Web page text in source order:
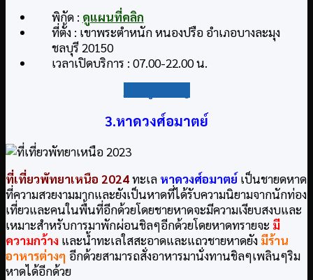
พิกัด : ดูแผนที่คลิก
ที่ตั้ง : เขาพระตำหนัก หนองปรือ อำเภอบางละมุง
ชลบุรี 20150
เวลาเปิดบริการ : 07.00-22.00 น.
3.หาดวงศ์อมาตย์
ที่เที่ยวพัทยาเหนือ 2024ทะเล หาดวงศ์อมาตย์ เป็นชายดหาด
ที่ความสวยงามมากและยังเป็นหาดที่ได้รับความนิยามจากนักท่อง
เที่ยวและคนในพื้นที่อีกด้วยโดยชายหาดจะมีความเงียบสงบและ
เหมาะสำหรับการมาพักผ่อนชิลๆอีกด้วยโดยหาดทรายจะ มี
ความกว้าง และน้ำทะเลใสสะอาดและแถวชายหาดยัง มีร้าน
อาหารต่างๆ อีกด้วยสามารถสั่งอาหารมานั่งทานชิลๆเพลินๆริม
หาดได้อีกด้วย